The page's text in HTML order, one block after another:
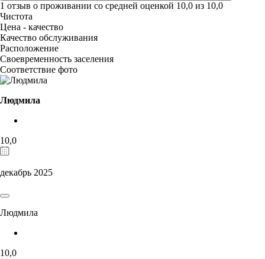
1 отзыв о проживании со средней оценкой 10,0 из 10,0
Чистота
Цена - качество
Качество обслуживания
Расположение
Своевременность заселения
Соответствие фото
Людмила
10,0
декабрь 2025
Людмила
10,0